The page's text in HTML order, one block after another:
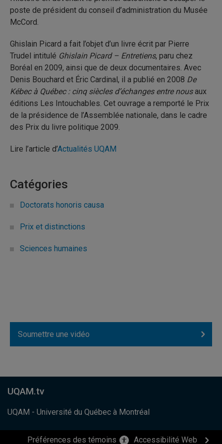
poste de président du conseil d’administration du Musée
McCord.
Ghislain Picard a fait l’objet d’un livre écrit par Pierre
Trudel intitulé Ghislain Picard – Entretiens, paru chez
Boréal en 2009, ainsi que de deux documentaires. Avec
Denis Bouchard et Éric Cardinal, il a publié en 2008 De
Kébec à Québec : cinq siècles d’échanges entre nousaux
éditions Les Intouchables. Cet ouvrage a remporté le Prix
de la présidence de l’Assemblée nationale, dans le cadre
des Prix du livre politique 2009.
Lire l’article d’Actualités UQAM
Catégories
Doctorats honoris causa
Prix et distinctions
Sciences humaines
Soumettre une vidéo
UQAM - Université du Québec à Montréal
UQAM.tv
Préférences des témoins Accessibilité Web